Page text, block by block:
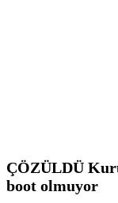
ÇÖZÜLDÜ
boot olmuyor